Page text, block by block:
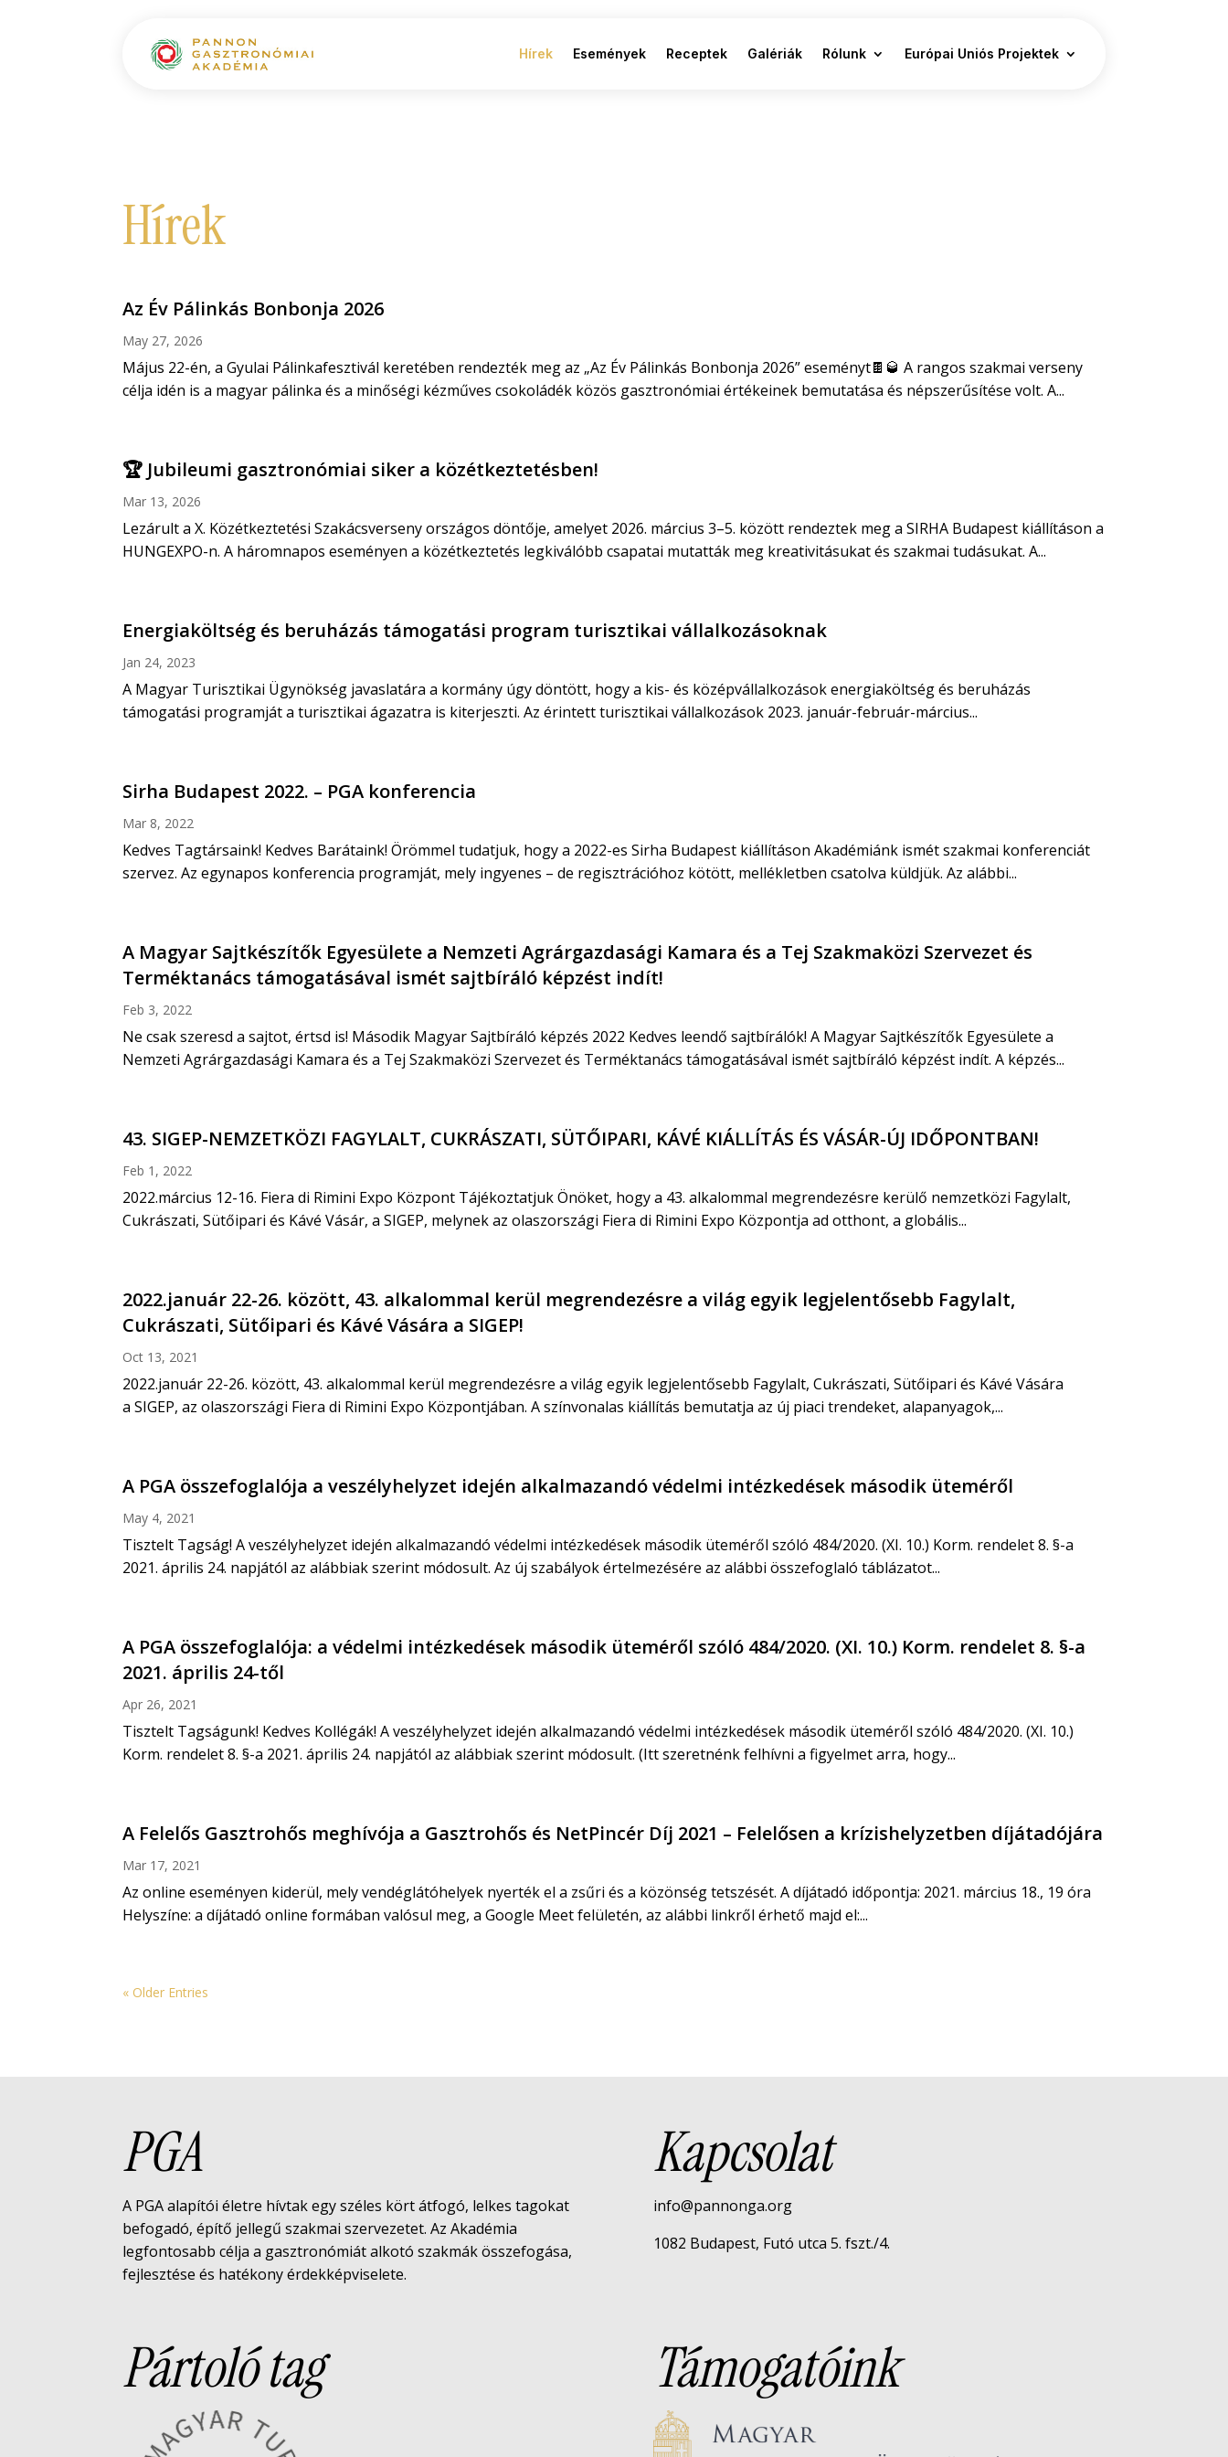
Hírek Események Receptek Galériák Rólunk Európai Uniós Projektek
Hírek
Az Év Pálinkás Bonbonja 2026
May 27, 2026
Május 22-én, a Gyulai Pálinkafesztivál keretében rendezték meg az „Az Év Pálinkás Bonbonja 2026” eseményt🍫🥃 A rangos szakmai verseny
célja idén is a magyar pálinka és a minőségi kézműves csokoládék közös gasztronómiai értékeinek bemutatása és népszerűsítése volt. A...
🏆 Jubileumi gasztronómiai siker a közétkeztetésben!
Mar 13, 2026
Lezárult a X. Közétkeztetési Szakácsverseny országos döntője, amelyet 2026. március 3–5. között rendeztek meg a SIRHA Budapest kiállításon a
HUNGEXPO-n. A háromnapos eseményen a közétkeztetés legkiválóbb csapatai mutatták meg kreativitásukat és szakmai tudásukat. A...
Energiaköltség és beruházás támogatási program turisztikai vállalkozásoknak
Jan 24, 2023
A Magyar Turisztikai Ügynökség javaslatára a kormány úgy döntött, hogy a kis- és középvállalkozások energiaköltség és beruházás
támogatási programját a turisztikai ágazatra is kiterjeszti. Az érintett turisztikai vállalkozások 2023. január-február-március...
Sirha Budapest 2022. – PGA konferencia
Mar 8, 2022
Kedves Tagtársaink! Kedves Barátaink! Örömmel tudatjuk, hogy a 2022-es Sirha Budapest kiállításon Akadémiánk ismét szakmai konferenciát
szervez. Az egynapos konferencia programját, mely ingyenes – de regisztrációhoz kötött, mellékletben csatolva küldjük. Az alábbi...
A Magyar Sajtkészítők Egyesülete a Nemzeti Agrárgazdasági Kamara és a Tej Szakmaközi Szervezet és
Terméktanács támogatásával ismét sajtbíráló képzést indít!
Feb 3, 2022
Ne csak szeresd a sajtot, értsd is! Második Magyar Sajtbíráló képzés 2022 Kedves leendő sajtbírálók! A Magyar Sajtkészítők Egyesülete a
Nemzeti Agrárgazdasági Kamara és a Tej Szakmaközi Szervezet és Terméktanács támogatásával ismét sajtbíráló képzést indít. A képzés...
43. SIGEP-NEMZETKÖZI FAGYLALT, CUKRÁSZATI, SÜTŐIPARI, KÁVÉ KIÁLLÍTÁS ÉS VÁSÁR-ÚJ IDŐPONTBAN!
Feb 1, 2022
2022.március 12-16. Fiera di Rimini Expo Központ Tájékoztatjuk Önöket, hogy a 43. alkalommal megrendezésre kerülő nemzetközi Fagylalt,
Cukrászati, Sütőipari és Kávé Vásár, a SIGEP, melynek az olaszországi Fiera di Rimini Expo Központja ad otthont, a globális...
2022.január 22-26. között, 43. alkalommal kerül megrendezésre a világ egyik legjelentősebb Fagylalt,
Cukrászati, Sütőipari és Kávé Vására a SIGEP!
Oct 13, 2021
2022.január 22-26. között, 43. alkalommal kerül megrendezésre a világ egyik legjelentősebb Fagylalt, Cukrászati, Sütőipari és Kávé Vására
a SIGEP, az olaszországi Fiera di Rimini Expo Központjában. A színvonalas kiállítás bemutatja az új piaci trendeket, alapanyagok,...
A PGA összefoglalója a veszélyhelyzet idején alkalmazandó védelmi intézkedések második üteméről
May 4, 2021
Tisztelt Tagság! A veszélyhelyzet idején alkalmazandó védelmi intézkedések második üteméről szóló 484/2020. (XI. 10.) Korm. rendelet 8. §-a
2021. április 24. napjától az alábbiak szerint módosult. Az új szabályok értelmezésére az alábbi összefoglaló táblázatot...
A PGA összefoglalója: a védelmi intézkedések második üteméről szóló 484/2020. (XI. 10.) Korm. rendelet 8. §-a
2021. április 24-től
Apr 26, 2021
Tisztelt Tagságunk! Kedves Kollégák! A veszélyhelyzet idején alkalmazandó védelmi intézkedések második üteméről szóló 484/2020. (XI. 10.)
Korm. rendelet 8. §-a 2021. április 24. napjától az alábbiak szerint módosult. (Itt szeretnénk felhívni a figyelmet arra, hogy...
A Felelős Gasztrohős meghívója a Gasztrohős és NetPincér Díj 2021 – Felelősen a krízishelyzetben díjátadójára
Mar 17, 2021
Az online eseményen kiderül, mely vendéglátóhelyek nyerték el a zsűri és a közönség tetszését. A díjátadó időpontja: 2021. március 18., 19 óra
Helyszíne: a díjátadó online formában valósul meg, a Google Meet felületén, az alábbi linkről érhető majd el:...
« Older Entries
PGA
A PGA alapítói életre hívtak egy széles kört átfogó, lelkes tagokat
befogadó, építő jellegű szakmai szervezetet. Az Akadémia
legfontosabb célja a gasztronómiát alkotó szakmák összefogása,
fejlesztése és hatékony érdekképviselete.
Kapcsolat
info@pannonga.org
1082 Budapest, Futó utca 5. fszt./4.
Pártoló tag Támogatóink